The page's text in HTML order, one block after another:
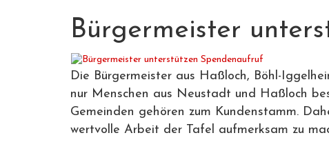
Bürgermeister
Die Bürgermeister aus Haßloch, Böhl-
nur Menschen aus Neustadt und Haßloch
Gemeinden gehören zum Kundenstamm.
wertvolle Arbeit der Tafel aufmerksam zu